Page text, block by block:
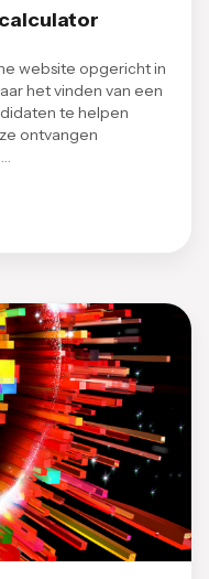
website opgericht in
het vinden van een
te helpen
ontvangen